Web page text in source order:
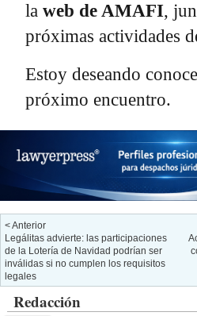
la web de AMAFI,
próximas actividades
Estoy deseando
próximo encuentro.
< Anterior
Legálitas advierte: las participaciones
de la Lotería de Navidad podrían ser
inválidas si no cumplen los requisitos
legales
Redacción